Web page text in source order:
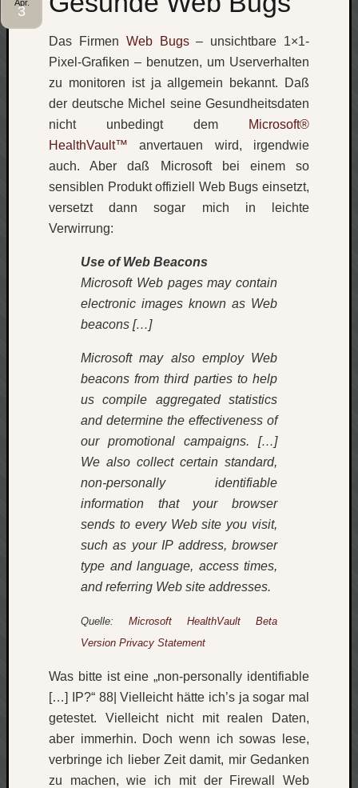
Apr.
3
Das Firmen Web Bugs– unsichtbare 1×1-
Pixel-Grafiken – benutzen, um Userverhalten
zu monitoren ist ja allgemein bekannt. Daß
der deutsche Michel seine Gesundheitsdaten
nicht unbedingt dem
Microsoft®
HealthVault™ anvertauen wird, irgendwie
auch. Aber daß Microsoft bei einem so
sensiblen Produkt offiziell Web Bugs einsetzt,
versetzt dann sogar mich in leichte
Verwirrung:
Use of Web Beacons
Microsoft Web pages may contain
electronic images known as Web
beacons […]
Microsoft may also employ Web
beacons from third parties to help
us compile aggregated statistics
and determine the effectiveness of
our promotional campaigns. […]
We also collect certain standard,
non-personally identifiable
information that your browser
sends to every Web site you visit,
such as your IP address, browser
type and language, access times,
and referring Web site addresses.
Quelle: Microsoft HealthVault Beta
Version Privacy Statement
Was bitte ist eine „non-personally identifiable
[…] IP?“ 88| Vielleicht hätte ich’s ja sogar mal
getestet. Vielleicht nicht mit realen Daten,
aber immerhin. Doch wenn ich sowas lese,
verbringe ich lieber Zeit damit, mir Gedanken
zu machen, wie ich mit der Firewall Web